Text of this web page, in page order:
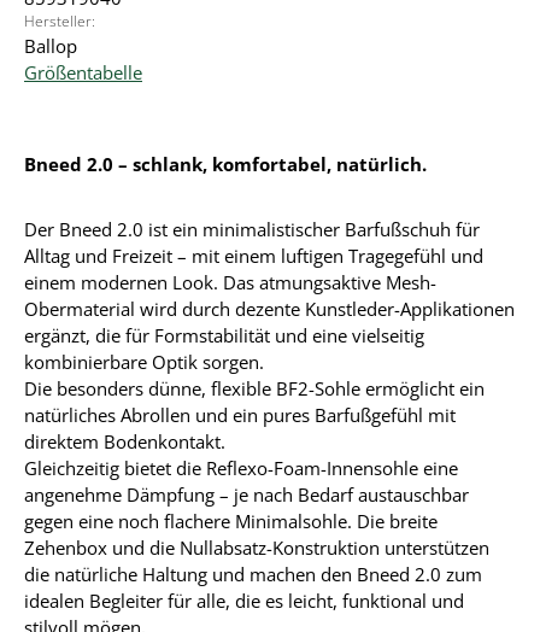
Hersteller:
Ballop
Größentabelle
Bneed 2.0 – schlank, komfortabel, natürlich.
Der Bneed 2.0 ist ein minimalistischer Barfußschuh für
Alltag und Freizeit – mit einem luftigen Tragegefühl und
einem modernen Look. Das atmungsaktive Mesh-
Obermaterial wird durch dezente Kunstleder-Applikationen
ergänzt, die für Formstabilität und eine vielseitig
kombinierbare Optik sorgen.
Die besonders dünne, flexible BF2-Sohle ermöglicht ein
natürliches Abrollen und ein pures Barfußgefühl mit
direktem Bodenkontakt.
Gleichzeitig bietet die Reflexo-Foam-Innensohle eine
angenehme Dämpfung – je nach Bedarf austauschbar
gegen eine noch flachere Minimalsohle. Die breite
Zehenbox und die Nullabsatz-Konstruktion unterstützen
die natürliche Haltung und machen den Bneed 2.0 zum
idealen Begleiter für alle, die es leicht, funktional und
stilvoll mögen.